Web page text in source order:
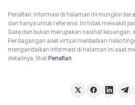
Penafian: Informasi di halaman ini mungkin
dan hanya untuk referensi. Ini tidak mewakili
Gate dan bukan merupakan nasihat keuangan,
Perdagangan aset virtual melibatkan risiko
mengandalkan informasi di halaman ini saat
detailnya, lihatPenafian.